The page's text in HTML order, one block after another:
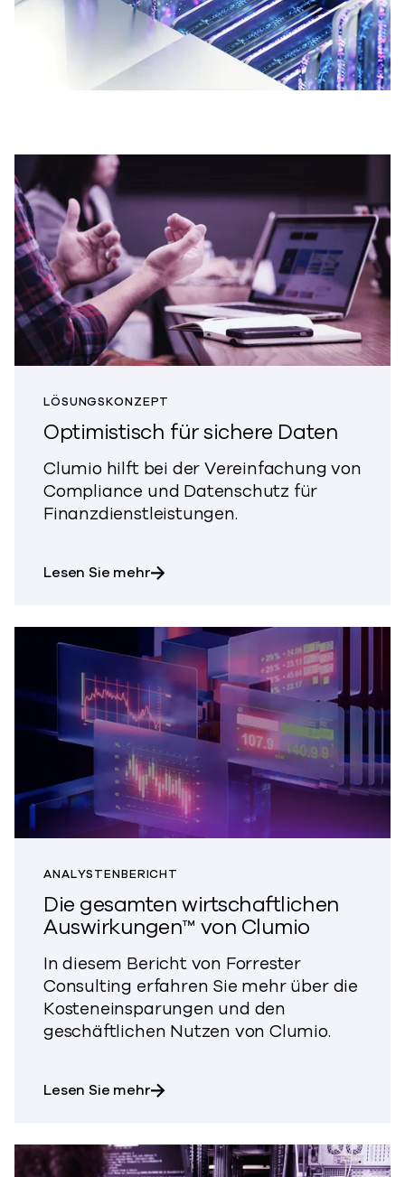
LÖSUNGSKONZEPT
Optimistisch für sichere Daten
Clumio hilft bei der Vereinfachung von
Compliance und Datenschutz für
Finanzdienstleistungen.
Lesen Sie mehrüber Bullish on Secure Data
ANALYSTENBERICHT
Die gesamten wirtschaftlichen
Auswirkungen™ von Clumio
In diesem Bericht von Forrester
Consulting erfahren Sie mehr über die
Kosteneinsparungen und den
geschäftlichen Nutzen von Clumio.
Lesen Sie mehrüber The Total Economic Impact™